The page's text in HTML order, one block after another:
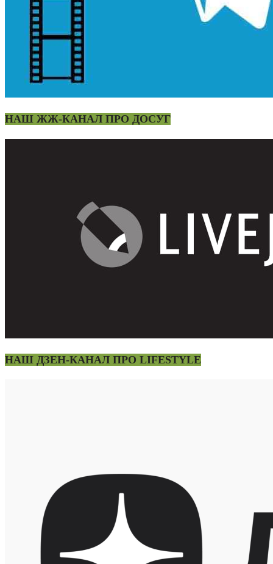
НАШ ЖЖ-КАНАЛ ПРО ДОСУГ
НАШ ДЗЕН-КАНАЛ ПРО LIFESTYLE